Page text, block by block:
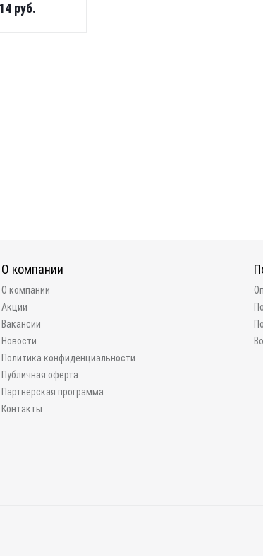
руб.
О компании
О компании
Акции
Вакансии
Новости
Политика конфиденциальности
Публичная оферта
Партнерская программа
Контакты